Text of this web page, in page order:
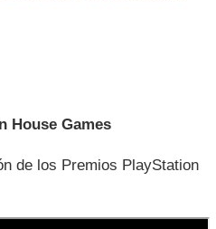
House Games
de los Premios PlayStation